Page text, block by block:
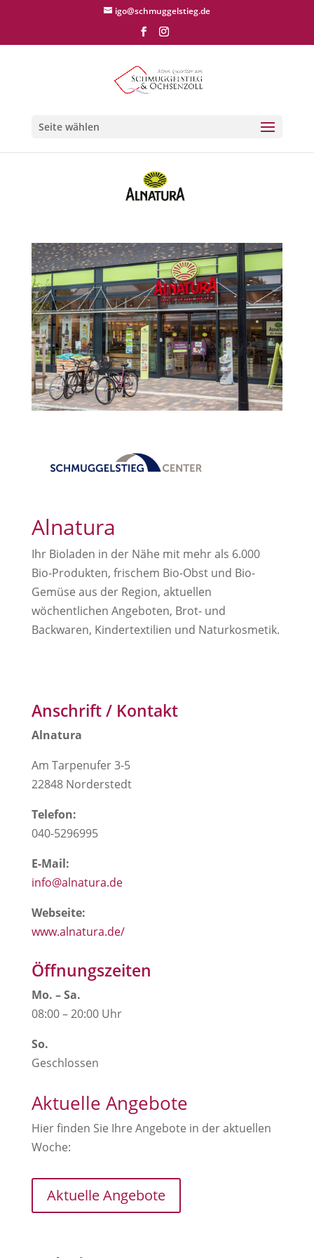
igo@schmuggelstieg.de
Seite wählen
Alnatura
Ihr Bioladen in der Nähe mit mehr als 6.000
Bio-Produkten, frischem Bio-Obst und Bio-
Gemüse aus der Region, aktuellen
wöchentlichen Angeboten, Brot- und
Backwaren, Kindertextilien und Naturkosmetik.
Anschrift / Kontakt
Alnatura
Am Tarpenufer 3-5
22848 Norderstedt
Telefon:
040-5296995
E-Mail:
info@alnatura.de
Webseite:
www.alnatura.de/
Öffnungszeiten
Mo. – Sa.
08:00 – 20:00 Uhr
So.
Geschlossen
Aktuelle Angebote
Hier finden Sie Ihre Angebote in der aktuellen
Woche:
Aktuelle Angebote